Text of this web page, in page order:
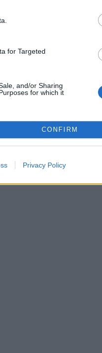
for Targeted
and/or Sharing
for which it
CONFIRM
Privacy Policy
se ale zároveň